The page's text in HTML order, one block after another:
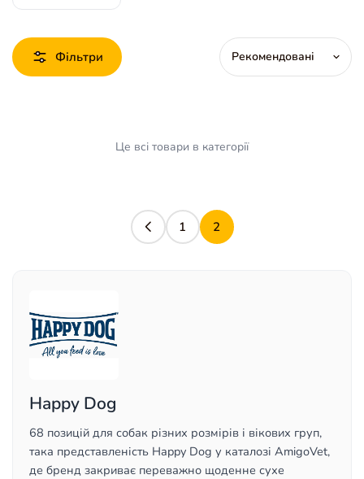
Фільтри
Це всі товари в категорії
1 2
Happy Dog
68 позицій для собак різних розмірів і вікових груп,
така представленість Happy Dog у каталозі AmigoVet,
де бренд закриває переважно щоденне сухе